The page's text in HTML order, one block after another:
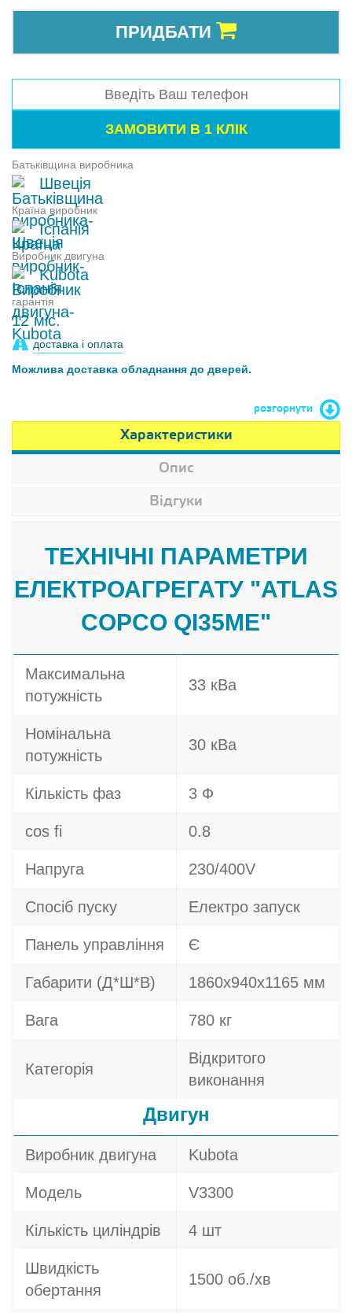
ПРИДБАТИ
Батьківщина виробника
Швеція
Країна виробник
Іспанія
Виробник двигуна
Kubota
гарантія
12 міс.
доставка і оплата
Можлива доставка обладнання до дверей.
розгорнути
Характеристики
Опис
Відгуки
ТЕХНІЧНІ ПАРАМЕТРИ
ЕЛЕКТРОАГРЕГАТУ "ATLAS
COPCO QI35ME"
Максимальна
потужність
33 кВа
Номінальна
потужність
30 кВа
Кількість фаз 3 Ф
cos fi 0.8
Напруга 230/400V
Спосіб пуску Електро запуск
Панель управління Є
Габарити (Д*Ш*В) 1860х940х1165 мм
Вага 780 кг
Категорія
Відкритого
виконання
Двигун
Виробник двигуна Kubota
Модель V3300
Кількість циліндрів 4 шт
Швидкість
обертання
1500 об./хв